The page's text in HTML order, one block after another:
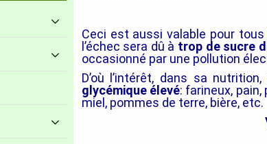
Ceci est aussi valable pour
l’échec sera dû à trop de sucre
occasionné par une pollution
D’où l’intérêt, dans sa nutrition,
glycémique élevé: farineux,
miel, pommes de terre, bière, etc.